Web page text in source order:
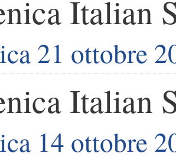
Italian
21 ottobre
Italian
14 ottobre